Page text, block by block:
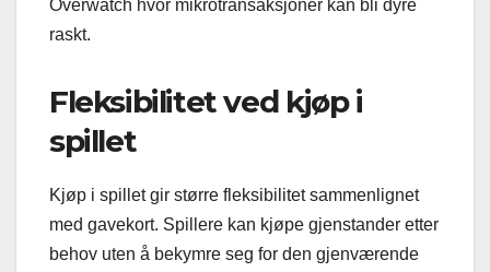
Overwatch hvor mikrotransaksjoner kan bli dyre
raskt.
Fleksibilitet ved kjøp i
spillet
Kjøp i spillet gir større fleksibilitet sammenlignet
med gavekort. Spillere kan kjøpe gjenstander etter
behov uten å bekymre seg for den gjenværende